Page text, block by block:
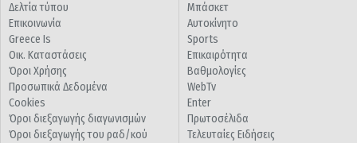
Δελτία τύπου
Επικοινωνία
Greece Is
Οικ. Καταστάσεις
Όροι Χρήσης
Προσωπικά Δεδομένα
Cookies
Όροι διεξαγωγής διαγωνισμών
Όροι διεξαγωγής του ραδ/κού
Μπάσκετ
Αυτοκίνητο
Sports
Επικαιρότητα
Βαθμολογίες
WebTv
Enter
Πρωτοσέλιδα
Τελευταίες Ειδήσεις